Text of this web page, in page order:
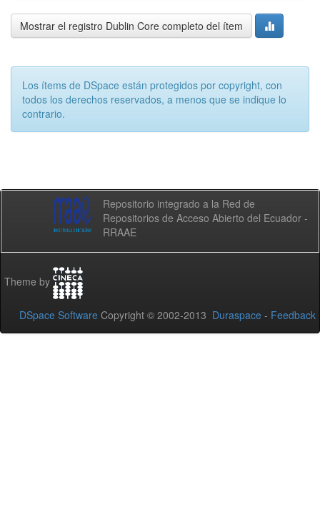
Mostrar el registro Dublin Core completo del ítem
Los ítems de DSpace están protegidos por copyright, con
todos los derechos reservados, a menos que se indique lo
contrario.
Repositorio integrado a la Red de
Repositorios de Acceso Abierto del Ecuador -
RRAAE
Theme by
DSpace Software Copyright © 2002-2013 Duraspace - Feedback